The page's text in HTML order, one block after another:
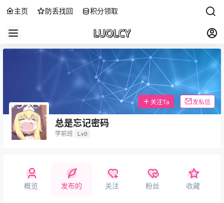
主页 防丢找回 积分领取
总是忘记密码
学前班 Lv0
关注Ta 发私信
概览 发布的 关注 粉丝 收藏